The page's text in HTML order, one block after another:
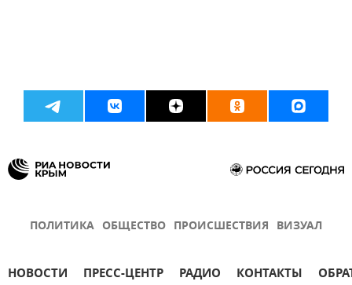
ПОЛИТИКА ОБЩЕСТВО ПРОИСШЕСТВИЯ ВИЗУАЛ
НОВОСТИ ПРЕСС-ЦЕНТР РАДИО КОНТАКТЫ